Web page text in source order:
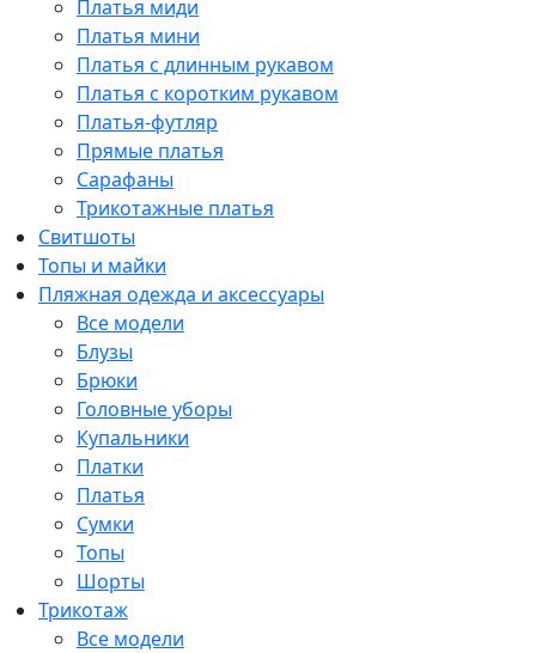
Платья миди
Платья мини
Платья с длинным рукавом
Платья с коротким рукавом
Платья-футляр
Прямые платья
Сарафаны
Трикотажные платья
Свитшоты
Топы и майки
Пляжная одежда и аксессуары
Все модели
Блузы
Брюки
Головные уборы
Купальники
Платки
Платья
Сумки
Топы
Шорты
Трикотаж
Все модели